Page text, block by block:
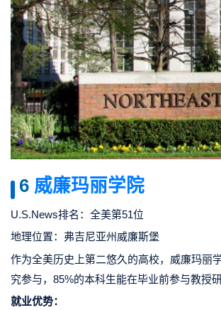
6 威廉玛丽学院
U.S.News排名：全美第51位
地理位置：弗吉尼亚州威廉斯堡
作为全美历史上第二悠久的高校，威廉玛丽
究参与，85%的本科生能在毕业前参与教授研
就业优势：